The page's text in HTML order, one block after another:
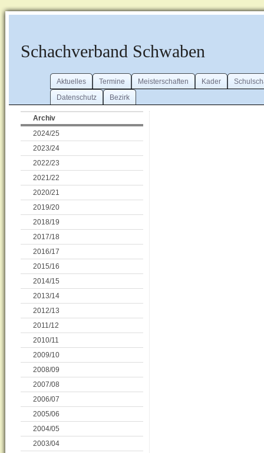
Schachverband Schwaben
Aktuelles Termine Meisterschaften Kader
Datenschutz
Bezirk
Archiv
2024/25
2023/24
2022/23
2021/22
2020/21
2019/20
2018/19
2017/18
2016/17
2015/16
2014/15
2013/14
2012/13
2011/12
2010/11
2009/10
2008/09
2007/08
2006/07
2005/06
2004/05
2003/04